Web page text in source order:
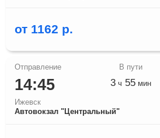
от 1162 р.
14:45
Ижевск
Автовокзал "Центральный"
3 ч 55 мин